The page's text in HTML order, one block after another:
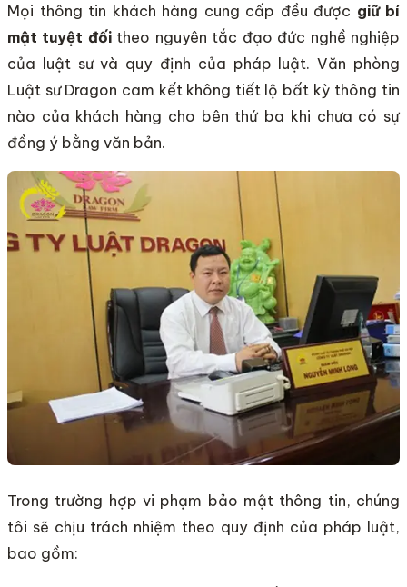
Mọi thông tin khách hàng cung cấp đều được giữ bí
mật tuyệt đốitheo nguyên tắc đạo đức nghề nghiệp
của luật sư và quy định của pháp luật. Văn phòng
Luật sư Dragon cam kết không tiết lộ bất kỳ thông tin
nào của khách hàng cho bên thứ ba khi chưa có sự
đồng ý bằng văn bản.
Trong trường hợp vi phạm bảo mật thông tin, chúng
tôi sẽ chịu trách nhiệm theo quy định của pháp luật,
bao gồm: